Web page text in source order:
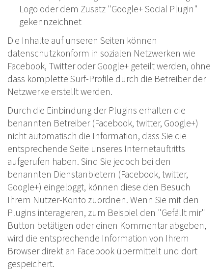
Logo oder dem Zusatz "Google+ Social Plugin"
gekennzeichnet
Die Inhalte auf unseren Seiten können
datenschutzkonform in sozialen Netzwerken wie
Facebook, Twitter oder Google+ geteilt werden, ohne
dass komplette Surf-Profile durch die Betreiber der
Netzwerke erstellt werden.
Durch die Einbindung der Plugins erhalten die
benannten Betreiber (Facebook, twitter, Google+)
nicht automatisch die Information, dass Sie die
entsprechende Seite unseres Internetauftritts
aufgerufen haben. Sind Sie jedoch bei den
benannten Dienstanbietern (Facebook, twitter,
Google+) eingeloggt, können diese den Besuch
Ihrem Nutzer-Konto zuordnen. Wenn Sie mit den
Plugins interagieren, zum Beispiel den "Gefällt mir"
Button betätigen oder einen Kommentar abgeben,
wird die entsprechende Information von Ihrem
Browser direkt an Facebook übermittelt und dort
gespeichert.